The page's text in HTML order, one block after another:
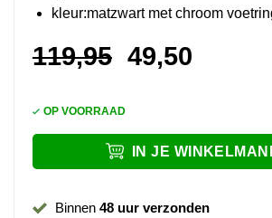
kleur:matzwart met chroom
119,95
119,95.
49,50
49,50.
OP VOORRAAD
IN JE
Binnen 48 uur verzonden